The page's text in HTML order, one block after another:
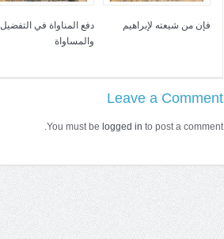
فإن من شيعته لإبراهيم
دفع المناواة في التفضيل
والمساواة
Leave a Comment
You must be logged in to post a comment.